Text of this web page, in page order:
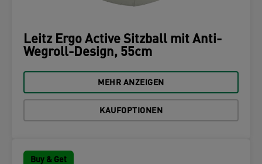
Leitz Ergo Active Sitzball mit Anti-
Wegroll-Design, 55cm
MEHR ANZEIGEN
KAUFOPTIONEN
Buy & Get